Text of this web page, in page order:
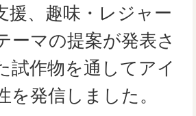
援、趣味・レジャー
ーマの提案が発表さ
試作物を通してアイ
を発信しました。